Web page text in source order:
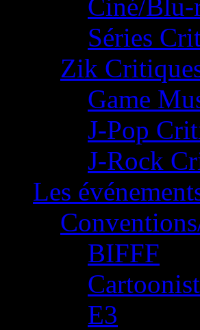
Ciné/Blu-
Séries
Zik
Game
J-Pop
J-Rock
Les
BIFFF
Cartoonist
E3